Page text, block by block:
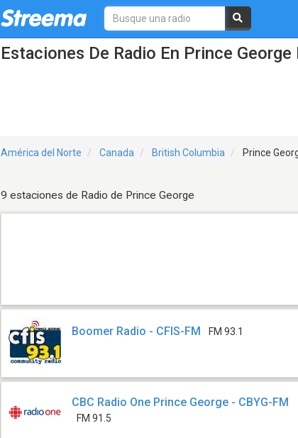
Estaciones De Radio En Prince George
América del Norte Canada British Columbia Prince
9 estaciones de Radio de Prince George
Boomer Radio - CFIS-FM FM 93.1
CBC Radio One Prince George - CBYG-FM
FM 91.5